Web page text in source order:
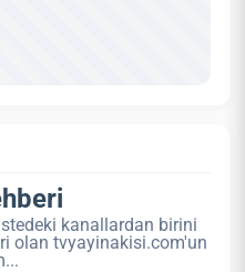
kanallardan birini
olan tvyayinakisi.com'un